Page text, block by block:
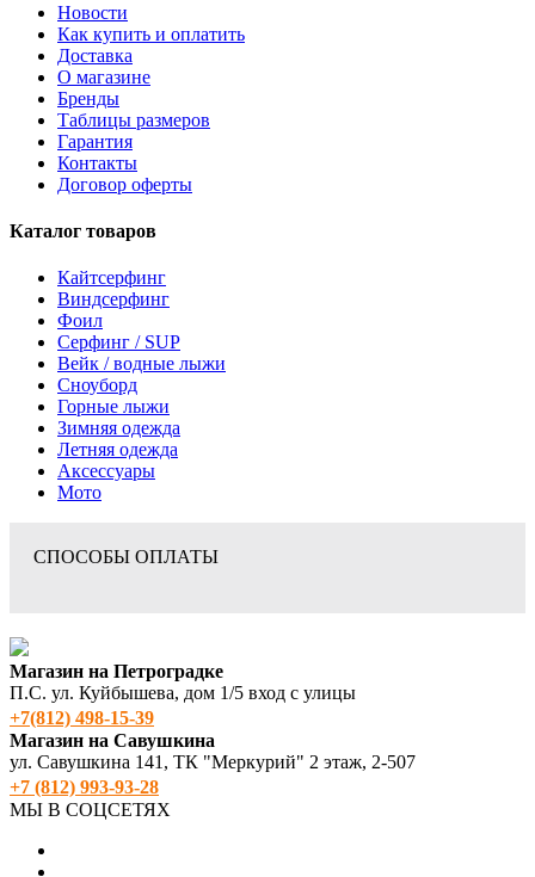
Новости
Как купить и оплатить
Доставка
О магазине
Бренды
Таблицы размеров
Гарантия
Контакты
Договор оферты
Каталог товаров
Кайтсерфинг
Виндсерфинг
Фоил
Серфинг / SUP
Вейк / водные лыжи
Сноуборд
Горные лыжи
Зимняя одежда
Летняя одежда
Аксессуары
Мото
СПОСОБЫ ОПЛАТЫ
Магазин на Петроградке
П.С. ул. Куйбышева, дом 1/5 вход с улицы
+7(812) 498‑15-39
Магазин на Савушкина
ул. Савушкина 141, ТК "Меркурий" 2 этаж, 2-507
+7 (812) 993-93-28
МЫ В СОЦСЕТЯХ